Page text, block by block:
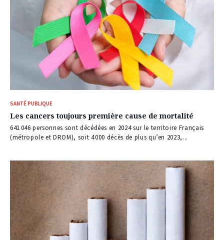
SANTÉ PUBLIQUE
Les cancers toujours première cause de mortalité
641 046 personnes sont décédées en 2024 sur le territoire Français
(métropole et DROM), soit 4 000 décès de plus qu’en 2023,...